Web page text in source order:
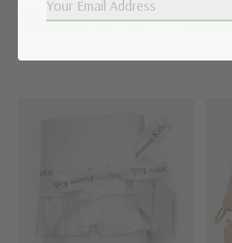
Maak de set